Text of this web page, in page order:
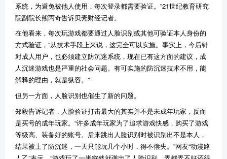
系统，为避免被他人使用，每次登录都需要验证。”21世纪教育研究
院副院长熊丙奇告诉贝壳财经记者。
在他看来，每次玩游戏都要通过人脸识别或其他可验证本人身份的
方式验证，“从技术手段上来说，这完全可以实施。事实上，今后针
对成人用户，也必须建立防沉迷系统，现在已有这方面的建议，成
人沉迷游戏也是严重的社会问题。有可实施的防沉迷技术不用，能
解释的理由，就是纵容。”
但另一方面，人脸识别也催生了新的问题。
郑毅告诉记者，人脸验证打击最大的其实并不是未成年玩家，反而
是买号的成年玩家。“许多成年玩家为了追求游戏快感，购买了游戏
等级高、装备好的账号。后来跳出人脸识别时被识别出不是本人，
结果被上了防沉迷，一天只能玩几个小时，得不偿失。”网友“动漫路